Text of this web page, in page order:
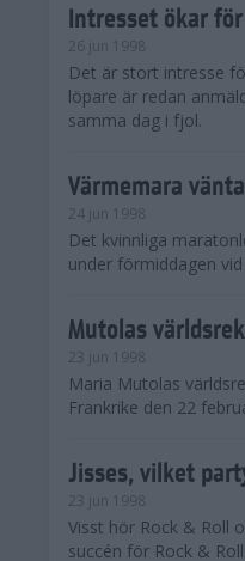
Intresset ökar
26 jun 1998
Det är stort intresse
löpare är redan
samma dag i fjol.
Värmemara
24 jun 1998
Det kvinnliga
under förmiddagen
Mutolas
23 jun 1998
Maria Mutolas
Frankrike den 22
Jisses, vilket
23 jun 1998
Visst hör Rock & Roll
succén för Rock &